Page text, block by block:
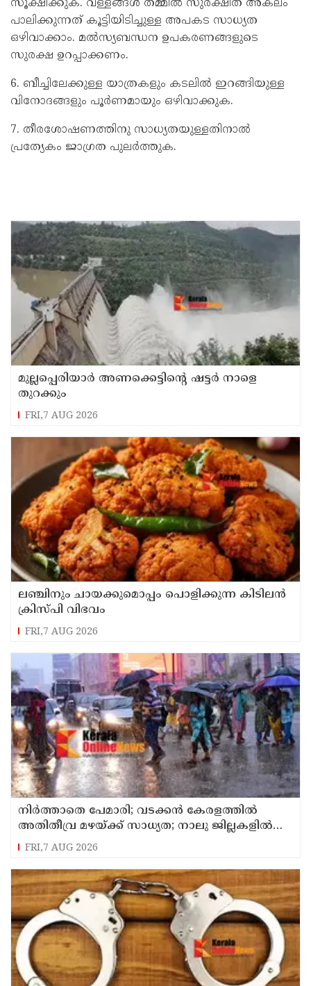
സൂക്ഷിക്കുക. വള്ളങ്ങൾ തമ്മിൽ സുരക്ഷിത അകലം
പാലിക്കുന്നത് കൂട്ടിയിടിച്ചുള്ള അപകട സാധ്യത
ഒഴിവാക്കാം. മൽസ്യബന്ധന ഉപകരണങ്ങളുടെ
സുരക്ഷ ഉറപ്പാക്കണം.
6. ബീച്ചിലേക്കുള്ള യാത്രകളും കടലിൽ ഇറങ്ങിയുള്ള
വിനോദങ്ങളും പൂർണമായും ഒഴിവാക്കുക.
7. തീരശോഷണത്തിനു സാധ്യതയുള്ളതിനാൽ
പ്രത്യേകം ജാഗ്രത പുലർത്തുക.
മുല്ലപ്പെരിയാർ അണക്കെട്ടിൻ്റെ ഷട്ടർ നാളെ
തുറക്കും
FRI,7 AUG 2026
ലഞ്ചിനും ചായക്കുമൊപ്പം പൊളിക്കുന്ന കിടിലൻ
ക്രിസ്പി വിഭവം
FRI,7 AUG 2026
നിർത്താതെ പേമാരി; വടക്കന്‍ കേരളത്തില്‍
അതിതീവ്ര മഴയ്ക്ക് സാധ്യത; നാലു ജില്ലകളില്‍
റെഡ് അലര്‍ട്ട്
FRI,7 AUG 2026